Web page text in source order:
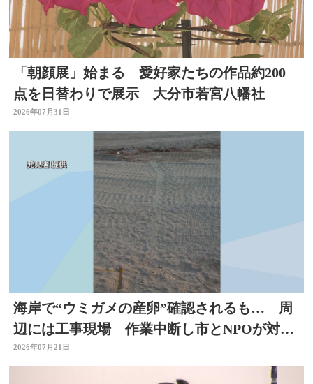
「朝顔展」始まる 愛好家たちの作品約200
点を日替わりで展示 大分市若宮八幡社
2026年07月31日
海岸で“ウミガメの産卵”確認されるも… 周
辺には工事現場 作業中断し市とNPOが対応
を協議 大分
2026年07月21日